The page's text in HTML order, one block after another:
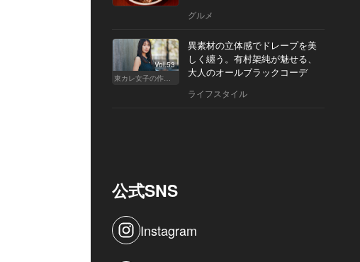
グルメ
Vol.53
東カレ女子の作り方
異素材の立体感でドレープを美
しく纏う。有村架純が魅せる、
大人のオールブラックコーデ
ライフスタイル
公式SNS
Instagram